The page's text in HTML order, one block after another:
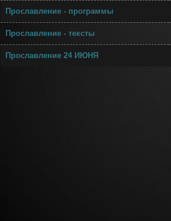
Прославление - программы
Прославление - тексты
Прославление 24 ИЮНЯ